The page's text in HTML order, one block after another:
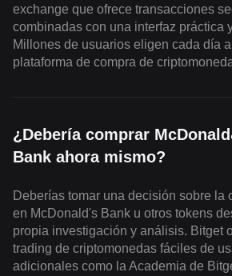
exchange que ofrece transacciones
combinadas con una interfaz práctica
Millones de usuarios eligen cada día
plataforma de compra de
¿Debería comprar
Bank ahora mismo?
Deberías tomar una decisión sobre la
en McDonald's Bank u otros tokens
propia investigación y análisis. Bitget
trading de criptomonedas fáciles de
adicionales como la Academia de